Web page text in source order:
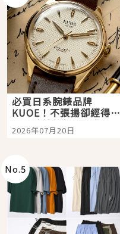
必買日系腕錶品牌
KUOE！不張揚卻經得起
時間洗鍊的經典之作五
選
2026年07月20日
No.5